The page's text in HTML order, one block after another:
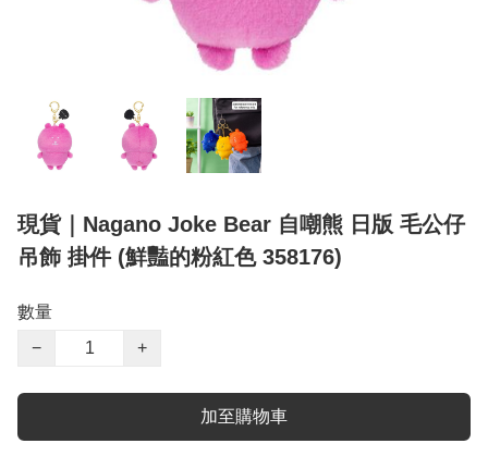
現貨｜Nagano Joke Bear 自嘲熊 日版 毛公仔
吊飾 掛件 (鮮豔的粉紅色 358176)
數量
−
+
加至購物車